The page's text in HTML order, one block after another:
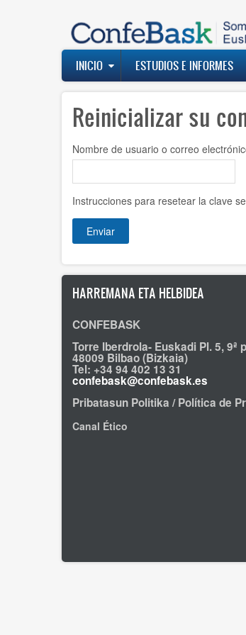
Navegación
principal
INICIO ESTUDIOS E INFORMES
Reinicializar su
Nombre de usuario o correo
Instrucciones para resetear la clave
HARREMANA ETA HELBIDEA
CONFEBASK
Torre Iberdrola- Euskadi Pl. 5, 9ª
48009 Bilbao (Bizkaia)
Tel: +34 94 402 13 31
confebask@confebask.es
Pribatasun Politika / Política de
Canal Ético